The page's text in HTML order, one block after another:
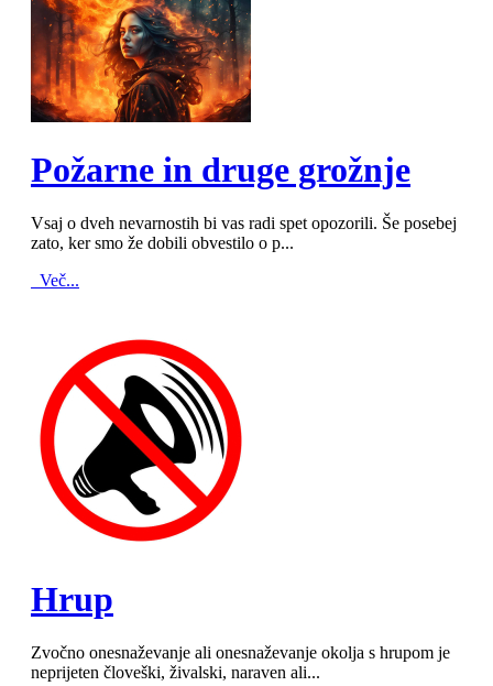
Požarne in druge grožnje
Vsaj o dveh nevarnostih bi vas radi spet opozorili. Še posebej
zato, ker smo že dobili obvestilo o p...
Več...
Hrup
Zvočno onesnaževanje ali onesnaževanje okolja s hrupom je
neprijeten človeški, živalski, naraven ali...